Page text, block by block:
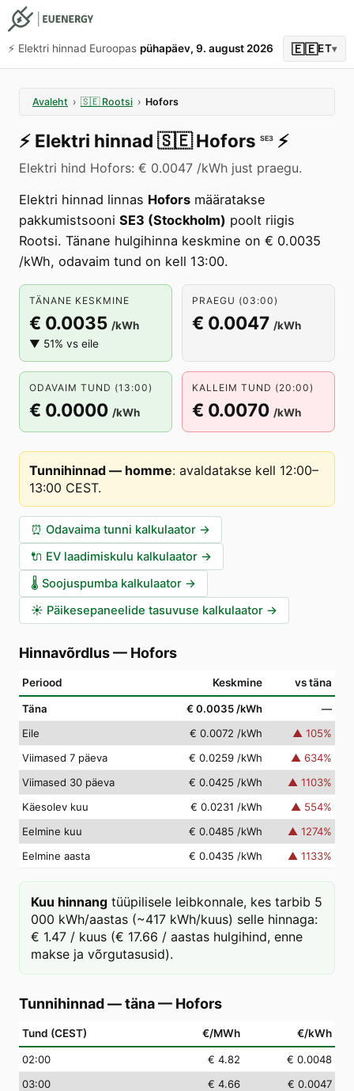
⚡️ Elektri hinnad Euroopas pühapäev, 9. august 2026 🇪🇪ET▾
Avaleht › 🇸🇪 Rootsi › Hofors
⚡️ Elektri hinnad 🇸🇪 Hofors SE3 ⚡️
Elektri hind Hofors: € 0.0047 /kWh just praegu.
Elektri hinnad linnas Hofors määratakse
pakkumistsooni SE3 (Stockholm) poolt riigis
Rootsi. Tänane hulgihinna keskmine on € 0.0035
/kWh, odavaim tund on kell 13:00.
TÄNANE KESKMINE
€ 0.0035 /kWh
▼ 51% vs eile
PRAEGU (03:00)
€ 0.0047 /kWh
ODAVAIM TUND (13:00)
€ 0.0000 /kWh
KALLEIM TUND (20:00)
€ 0.0070 /kWh
Tunnihinnad — homme: avaldatakse kell 12:00–
13:00 CEST.
⏰ Odavaima tunni kalkulaator →
🔌 EV laadimiskulu kalkulaator →
🌡️ Soojuspumba kalkulaator →
☀️ Päikesepaneelide tasuvuse kalkulaator →
Hinnavõrdlus— Hofors
Periood Keskmine vs täna
Täna € 0.0035 /kWh
—
Eile
€ 0.0072 /kWh ▲ 105%
Viimased 7 päeva
€ 0.0259 /kWh ▲ 634%
Viimased 30 päeva
€ 0.0425 /kWh ▲ 1103%
Käesolev kuu
€ 0.0231 /kWh ▲ 554%
Eelmine kuu
€ 0.0485 /kWh ▲ 1274%
Eelmine aasta
€ 0.0435 /kWh ▲ 1133%
Kuu hinnang tüüpilisele leibkonnale, kes tarbib 5
000 kWh/aastas (~417 kWh/kuus) selle hinnaga:
€ 1.47 / kuus (€ 17.66 / aastas hulgihind, enne
makse ja võrgutasusid).
Tunnihinnad — täna— Hofors
Tund (CEST) €/MWh €/kWh
02:00 € 4.82
€ 0.0048
03:00 € 4.66
€ 0.0047